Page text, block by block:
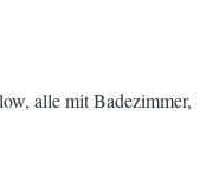
alle mit Badezimmer,